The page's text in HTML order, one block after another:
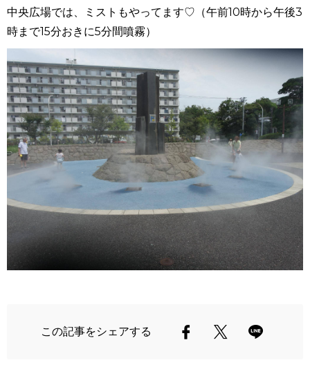
中央広場では、ミストもやってます♡（午前10時から午後3
時まで15分おきに5分間噴霧）
この記事をシェアする